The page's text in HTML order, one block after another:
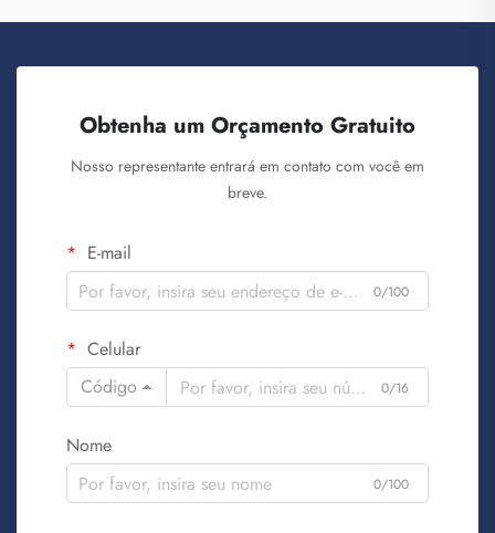
Obtenha um Orçamento Gratuito
Nosso representante entrará em contato com você em
breve.
E-mail
0/100
Celular
Código
0/16
Nome
0/100